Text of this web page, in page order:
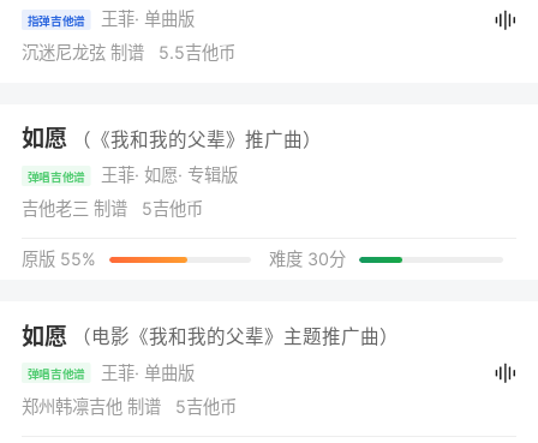
指弹吉他谱 王菲· 单曲版
沉迷尼龙弦 制谱 5.5吉他币
如愿 （《我和我的父辈》推广曲）
弹唱吉他谱 王菲· 如愿· 专辑版
吉他老三 制谱 5吉他币
原版 55% 难度 30分
如愿 （电影《我和我的父辈》主题推广曲）
弹唱吉他谱 王菲· 单曲版
郑州韩凛吉他 制谱 5吉他币